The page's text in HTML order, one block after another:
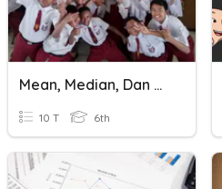
Mean, Median, Dan Modus
10 T 6th